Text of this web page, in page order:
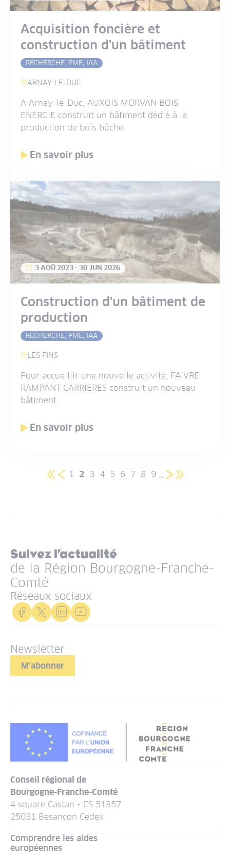
Acquisition foncière et
construction d'un bâtiment
RECHERCHE, PME, IAA
ARNAY-LE-DUC
A Arnay-le-Duc, AUXOIS MORVAN BOIS
ENERGIE construit un bâtiment dédié à la
production de bois bûche.
En savoir plus
3 AOÛ 2023- 30 JUN 2026
Construction d'un bâtiment de
production
RECHERCHE, PME, IAA
LES FINS
Pour accueillir une nouvelle activité, FAIVRE
RAMPANT CARRIERES construit un nouveau
bâtiment.
En savoir plus
Pagination
Première
PagePage
1
Page
2 Page
3 Page
4 Page
5 Page
6 Page
7 Page
8 Page
9 … PageDernière
Suivez l’actualité
de la Région Bourgogne-Franche-
Comté
Réseaux sociaux
Newsletter
M'abonner
Conseil régional de
Bourgogne-Franche-Comté
4 square Castan - CS 51857
25031 Besançon Cedex
Comprendre les aides
européennes